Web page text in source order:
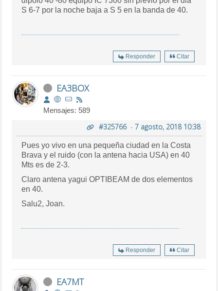
S 6-7 por la noche baja a S 5 en la banda de 40.
Responder Citar
EA3BOX
Mensajes: 589
#325766- 7 agosto, 2018 10:38
Pues yo vivo en una pequeña ciudad en la Costa
Brava y el ruido (con la antena hacia USA) en 40
Mts es de 2-3.
Claro antena yagui OPTIBEAM de dos elementos
en 40.
Salu2, Joan.
Responder Citar
EA7MT